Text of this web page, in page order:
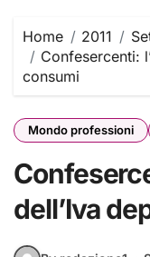
Home 2011
Confesercenti:
consumi
Mondo professioni
dell’Iva